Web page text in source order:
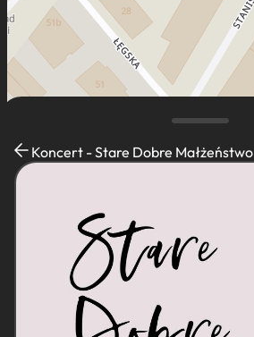
Koncert - Stare Dobre Małżeństwo